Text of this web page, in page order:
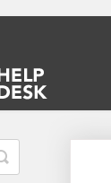
Toggle
Search